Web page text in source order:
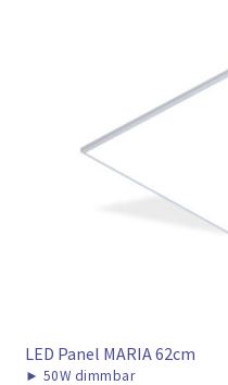
LED Panel MARIA 62cm
► 50W dimmbar